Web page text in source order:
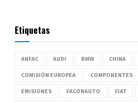
Etiquetas
ANFAC AUDI BMW CHINA
COMISIÓN EUROPEA COMPONENTES
EMISIONES FACONAUTO FIAT